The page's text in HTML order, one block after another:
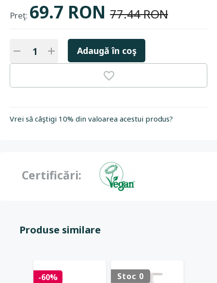
Preţ: 69.7 RON 77.44 RON
Adaugă în coş
Vrei să câştigi 10% din valoarea acestui produs?
Certificări:
Produse similare
-60% Stoc 0